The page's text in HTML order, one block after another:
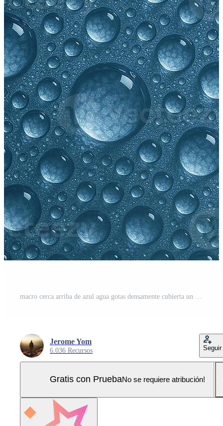
Jerome Yom
6.036 Recursos Seguir
Gratis con PruebaNo se requiere atribución!